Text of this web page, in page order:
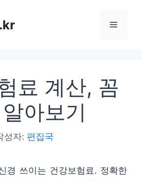
메
료 계산, 꼼
아보기
성자: 편집국
경 쓰이는 건강보험료. 정확한